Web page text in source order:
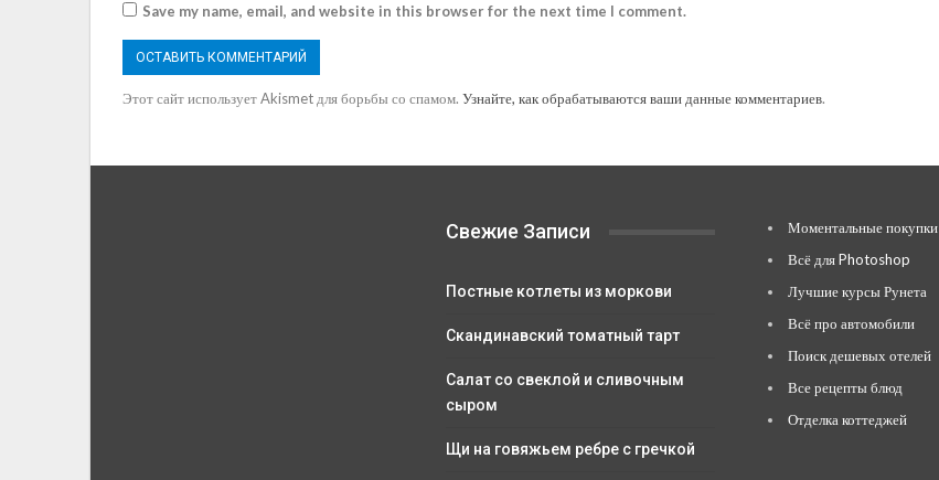
Save my name, email, and website in this browser for the next time I comment.
Этот сайт использует Akismet для борьбы со спамом. Узнайте, как обрабатываются ваши данные комментариев.
Свежие Записи
Постные котлеты из моркови
Скандинавский томатный тарт
Салат со свеклой и сливочным
сыром
Щи на говяжьем ребре с гречкой
Моментальные покупки
Всё для Photoshop
Лучшие курсы Рунета
Всё про автомобили
Поиск дешевых отелей
Все рецепты блюд
Отделка коттеджей